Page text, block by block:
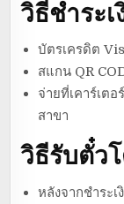
วิธีชำระเ
บัตรเครดิต
สแกน QR
จ่ายที่เคาร์เตอ
สาขา
วิธีรับตั๋ว
หลังจากชำระ